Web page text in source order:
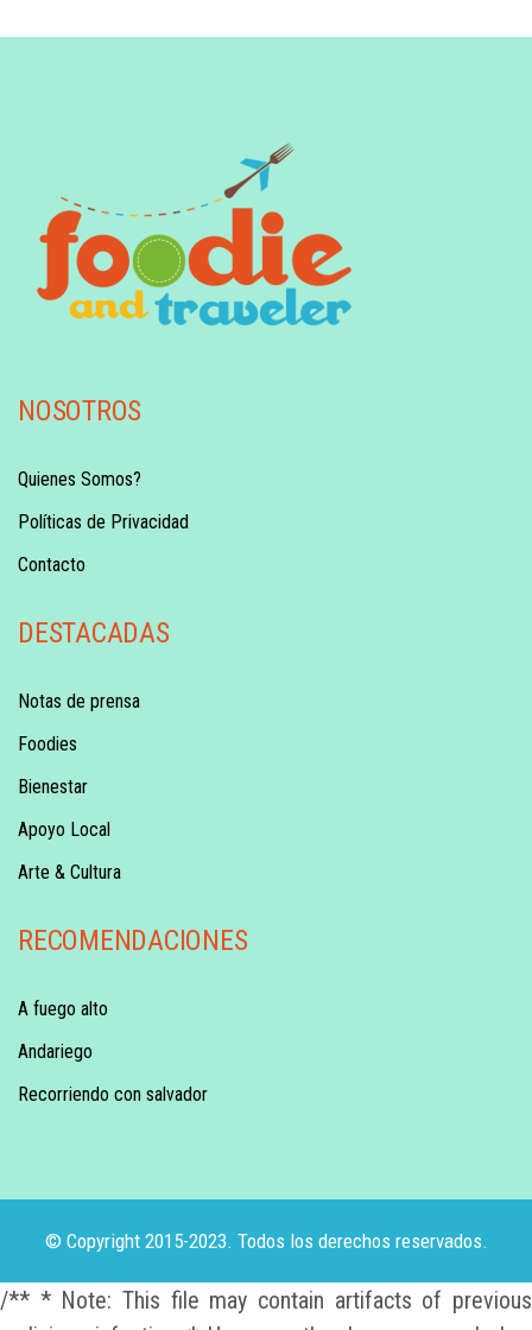
NOSOTROS
Quienes Somos?
Políticas de Privacidad
Contacto
DESTACADAS
Notas de prensa
Foodies
Bienestar
Apoyo Local
Arte & Cultura
RECOMENDACIONES
A fuego alto
Andariego
Recorriendo con salvador
© Copyright 2015-2023. Todos los derechos reservados.
/** * Note: This file may contain artifacts of previous